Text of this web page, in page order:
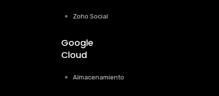
Zoho Social
Google
Cloud
Almacenamiento